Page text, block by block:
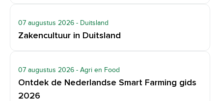
07 augustus 2026 - Duitsland
Zakencultuur in Duitsland
07 augustus 2026 - Agri en Food
Ontdek de Nederlandse Smart Farming gids
2026